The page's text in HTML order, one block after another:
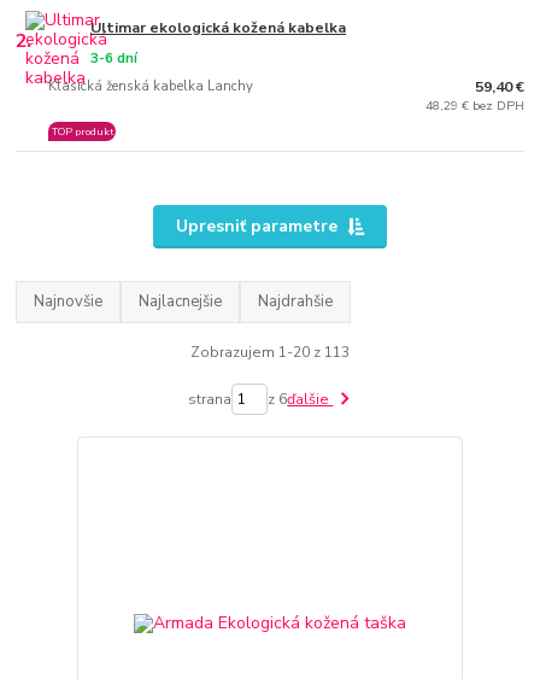
2. Ultimar ekologická kožená kabelka
Klasická ženská kabelka Lanchy
3-6 dní
TOP produkt
59,40 €
48,29 € bez DPH
Upresniť parametre
Najnovšie Najlacnejšie Najdrahšie
Zobrazujem 1-20 z 113
strana z 6ďalšie